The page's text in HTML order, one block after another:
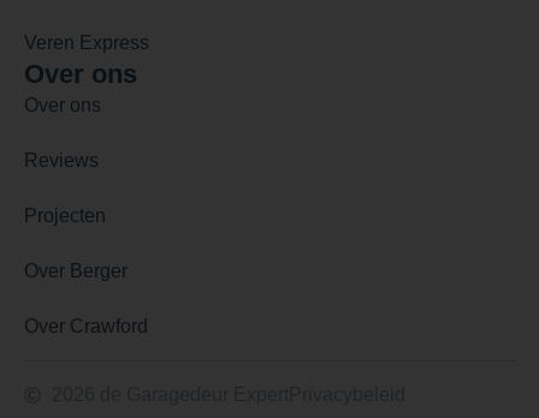
Veren Express
Over ons
Over ons
Reviews
Projecten
Over Berger
Over Crawford